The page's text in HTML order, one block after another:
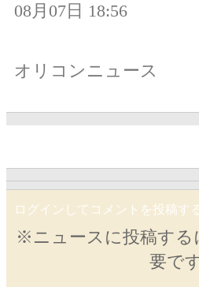
08月07日 18:56
オリコンニュース
ログインしてコメントを投稿す
※ニュースに投稿する
要で